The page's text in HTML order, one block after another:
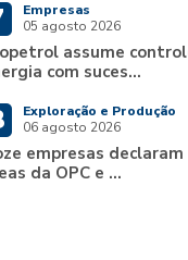
Empresas
05 agosto 2026
assume
com suces...
Exploração e Produção
06 agosto 2026
empresas
da OPC e ...